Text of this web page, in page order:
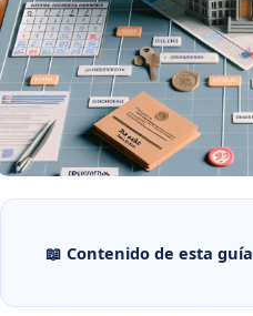
📖 Contenido de esta guía